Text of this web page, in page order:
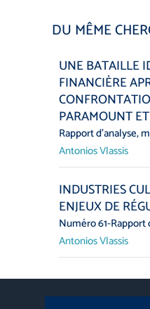
DU MÊME
UNE BATAILLE
FINANCIÈRE
PARAMOUNT
Rapport d’analyse,
Antonios Vlassis
INDUSTRIES
ENJEUX DE
Numéro 61-Rapport
Antonios Vlassis